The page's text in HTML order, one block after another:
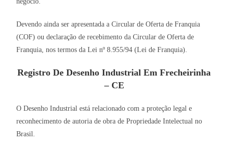
Devendo ainda ser apresentada a Circular de Oferta de Franquia
(COF) ou declaração de recebimento da Circular de Oferta de
Franquia, nos termos da Lei nº 8.955/94 (Lei de Franquia).
Registro De Desenho Industrial Em Frecheirinha
– CE
O Desenho Industrial está relacionado com a proteção legal e
reconhecimento de autoria de obra de Propriedade Intelectual no
Brasil.